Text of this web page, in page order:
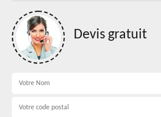
Devis gratuit